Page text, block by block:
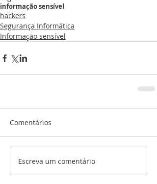
informação sensível
hackers
Segurança Informática
Informação sensível
Comentários
Escreva um comentário